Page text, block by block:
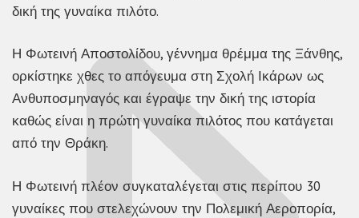
δική της γυναίκα πιλότο.
Η Φωτεινή Αποστολίδου, γέννημα θρέμμα της Ξάνθης,
ορκίστηκε χθες το απόγευμα στη Σχολή Ικάρων ως
Ανθυποσμηναγός και έγραψε την δική της ιστορία
καθώς είναι η πρώτη γυναίκα πιλότος που κατάγεται
από την Θράκη.
Η Φωτεινή πλέον συγκαταλέγεται στις περίπου 30
γυναίκες που στελεχώνουν την Πολεμική Αεροπορία,